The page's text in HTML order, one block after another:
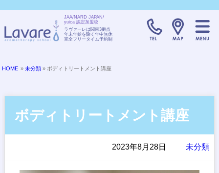
JAA/NARD JAPAN/
yuica 認定加盟校
ラヴァーレは関東3拠点
年末年始を除く年中無休
完全フリータイム予約制
TELL:0120-
HOME »未分類 » ボディトリートメント講座
ボディトリートメント講座
未分類
2023年8月28日